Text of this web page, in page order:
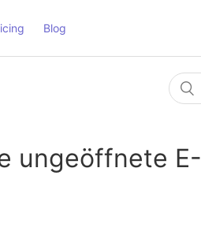
Blog
ungeöffnete E-